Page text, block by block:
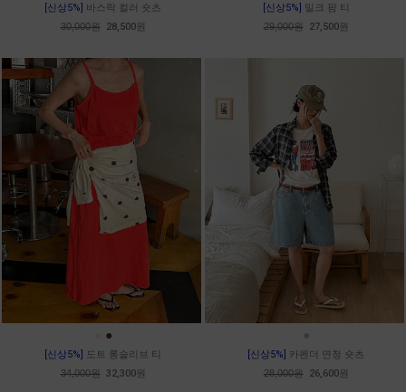
[신상5%] 바스락 컬러 숏츠
30,000원 28,500원
[신상5%] 밀크 팜 티
29,000원 27,500원
●
[신상5%] 도트 롱슬리브 티
34,000원 32,300원
●
[신상5%] 카펜더 연청 숏츠
28,000원 26,600원